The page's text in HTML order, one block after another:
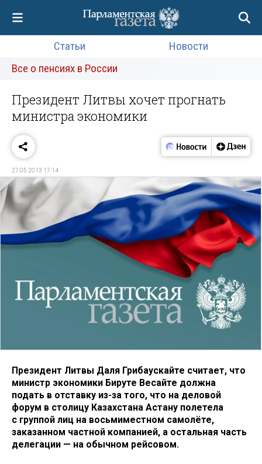
Статьи
Новости
Все о пенсиях в России
Президент Литвы хочет прогнать
министра экономики
27.05.2013 17:14
Президент Литвы Даля Грибаускайте считает, что
министр экономики Бируте Весайте должна
подать в отставку из-за того, что на деловой
форум в столицу Казахстана Астану полетела
с группой лиц на восьмиместном самолёте,
заказанном частной компанией, а остальная часть
делегации — на обычном рейсовом.